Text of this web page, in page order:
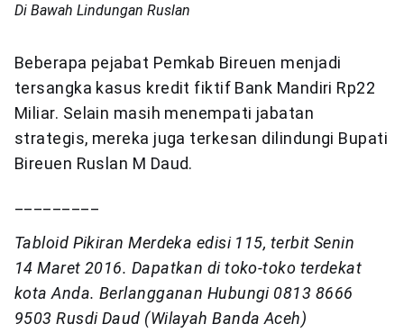
Di Bawah Lindungan Ruslan
Beberapa pejabat Pemkab Bireuen menjadi
tersangka kasus kredit fiktif Bank Mandiri Rp22
Miliar. Selain masih menempati jabatan
strategis, mereka juga terkesan dilindungi Bupati
Bireuen Ruslan M Daud.
Tabloid Pikiran Merdeka edisi 115, terbit Senin
14 Maret 2016. Dapatkan di toko-toko terdekat
kota Anda. Berlangganan Hubungi 0813 8666
9503 Rusdi Daud (Wilayah Banda Aceh)